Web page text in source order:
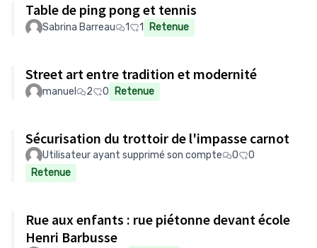
Table de ping pong et tennis
Sabrina Barreau 1 1 Retenue
Street art entre tradition et modernité
manuel 2 0 Retenue
Sécurisation du trottoir de l'impasse carnot
Utilisateur ayant supprimé son compte 0
0
Retenue
Rue aux enfants : rue piétonne devant école
Henri Barbusse